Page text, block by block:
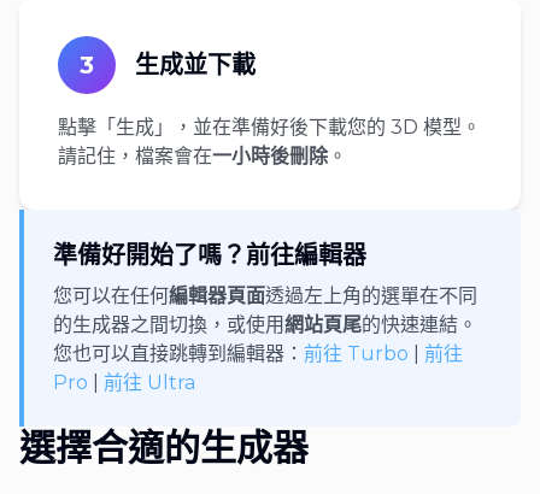
3 生成並下載
點擊「生成」，並在準備好後下載您的 3D 模型。
請記住，檔案會在一小時後刪除。
準備好開始了嗎？前往編輯器
您可以在任何編輯器頁面透過左上角的選單在不同
的生成器之間切換，或使用網站頁尾的快速連結。
您也可以直接跳轉到編輯器： 前往 Turbo
前往
Pro
前往 Ultra
選擇合適的生成器